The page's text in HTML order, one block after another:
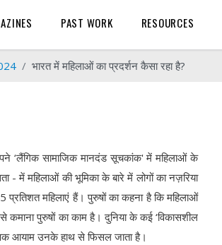
PAST WORK RESOURCES
भारत में महिलाओं का प्रदर्शन कैसा रहा है?
‘लैंगिक सामाजिक मानदंड सूचकांक' में महिलाओं के
- में महिलाओं की भूमिका के बारे में लोगों का नज़रिया
महिलाएं हैं। पुरुषों का कहना है कि महिलाओं
पुरुषों का काम है। दुनिया के कई ‘विकासशील
आयाम उनके हाथ से फिसल जाता है।